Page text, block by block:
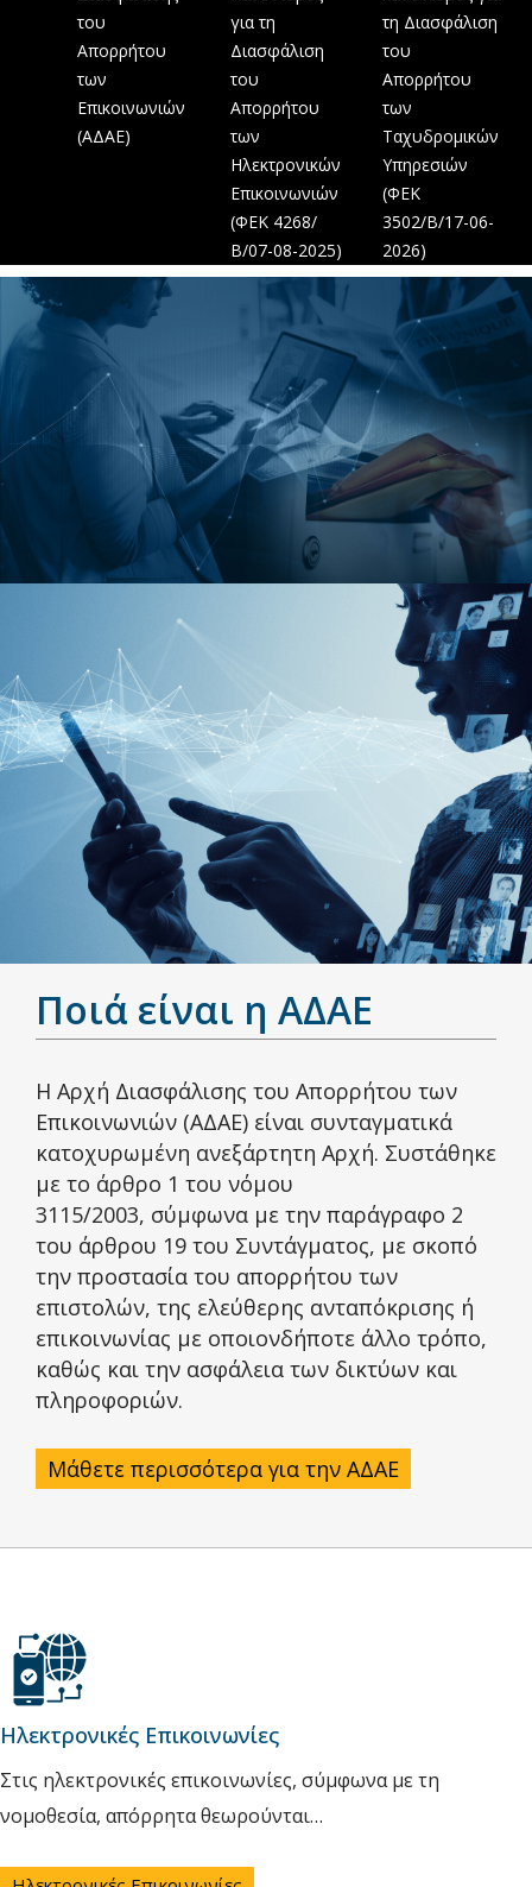
του
Απορρήτου
των
Επικοινωνιών
(ΑΔΑΕ)
για τη
Διασφάλιση
του
Απορρήτου
των
Ηλεκτρονικών
Επικοινωνιών
(ΦΕΚ 4268/
Β/07-08-2025)
τη Διασφάλιση
του
Απορρήτου
των
Ταχυδρομικών
Υπηρεσιών
(ΦΕΚ
3502/B/17-06-
2026)
Ποιά είναι η ΑΔΑΕ
Η Αρχή Διασφάλισης του Απορρήτου των
Επικοινωνιών (ΑΔΑΕ) είναι συνταγματικά
κατοχυρωμένη ανεξάρτητη Αρχή. Συστάθηκε
με το άρθρο 1 του νόμου
3115/2003, σύμφωνα με την παράγραφο 2
του άρθρου 19 του Συντάγματος, με σκοπό
την προστασία του απορρήτου των
επιστολών, της ελεύθερης ανταπόκρισης ή
επικοινωνίας με οποιονδήποτε άλλο τρόπο,
καθώς και την ασφάλεια των δικτύων και
πληροφοριών.
Μάθετε περισσότερα για την ΑΔΑΕ
Ηλεκτρονικές Επικοινωνίες
Στις ηλεκτρονικές επικοινωνίες, σύμφωνα με τη
νομοθεσία, απόρρητα θεωρούνται…